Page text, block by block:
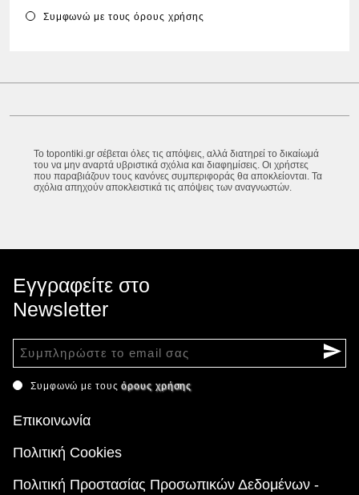
Συμφωνώ με τουςόρους χρήσης
Το topontiki.gr σέβεται όλες τις απόψεις, αλλά διατηρεί το δικαίωμά
του να μην αναρτά υβριστικά σχόλια και διαφημίσεις. Οι χρήστες
που παραβιάζουν τους κανόνες συμπεριφοράς θα αποκλείονται. Τα
σχόλια απηχούν αποκλειστικά τις απόψεις των αναγνωστών.
Εγγραφείτε στο
Newsletter
Συμφωνώ με τουςόρους χρήσης
Επικοινωνία
Πολιτική Cookies
Πολιτική Προστασίας Προσωπικών Δεδομένων -